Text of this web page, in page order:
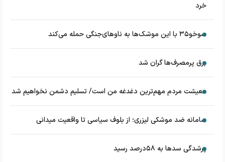
خرد
سوخو۳۵ با این موشک‌ها به ناوهای‌جنگی حمله می‌کند
برق پرمصرف‌ها گران شد
معیشت مردم مهم‌ترین دغدغه من است/ تسلیم دشمن نخواهیم شد
سامانه ضد موشکی لیزری؛ از بلوف سیاسی تا واقعیت میدانی
پرشدگی سدها به ۵۸درصد رسید